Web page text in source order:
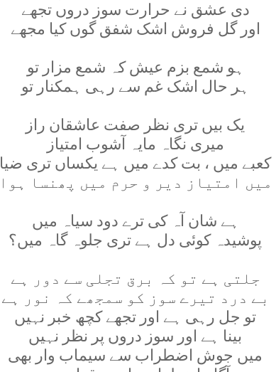
دی عشق نے حرارت سوز دروں تجھے
اور گل فروش اشک شفق گوں کيا مجھے
ہو شمع بزم عيش کہ شمع مزار تو
ہر حال اشک غم سے رہی ہمکنار تو
يک بيں تری نظر صفت عاشقان راز
ميری نگاہ مايہ آشوب امتياز
کعبے ميں ، بت کدے ميں ہے يکساں تری ضيا
ميں امتياز دير و حرم ميں پھنسا ہوا
ہے شان آہ کی ترے دود سياہ ميں
پوشيدہ کوئی دل ہے تری جلوہ گاہ ميں؟
جلتی ہے تو کہ برق تجلی سے دور ہے
بے درد تيرے سوز کو سمجھے کہ نور ہے
تو جل رہی ہے اور تجھے کچھ خبر نہيں
بينا ہے اور سوز دروں پر نظر نہيں
ميں جوش اضطراب سے سيماب وار بھی